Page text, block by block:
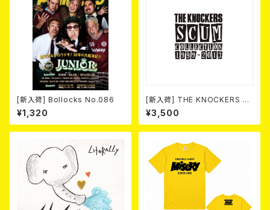
[新入荷] Bollocks No.086
¥1,320
[新入荷] THE KNOCKERS 『S
CUM COLLECTION 1999
～2013』(2xCD)
¥3,500